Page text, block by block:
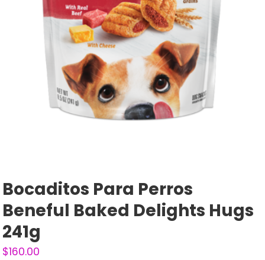
Bocaditos Para Perros
Beneful Baked Delights Hugs
241g
$160.00